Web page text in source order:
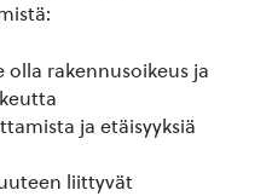
olla rakennusoikeus ja
ja etäisyyksiä
liittyvät